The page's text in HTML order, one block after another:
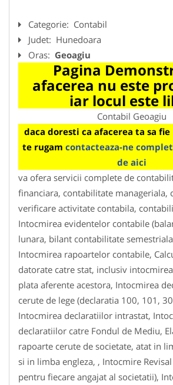
Categorie: Contabil
Judet: Hunedoara
Oras: Geoagiu
Pagina
afacerea nu este
iar locul este
Contabil Geoagiu
daca doresti ca afacerea ta sa
te rugam contacteaza-ne
de aici
va ofera servicii complete de
financiara, contabilitate manageriala,
verificare activitate contabila,
Intocmirea evidentelor contabile
lunara, bilant contabilitate
Intocmirea rapoartelor contabile,
datorate catre stat, inclusiv
plata aferente acestora, Intocmirea
cerute de lege (declaratia 100, 101,
Intocmirea declaratiilor intrastat,
declaratiilor catre Fondul de Mediu,
rapoarte cerute de societate, atat in
si in limba engleza, , Intocmire
pentru fiecare angajat al societatii),